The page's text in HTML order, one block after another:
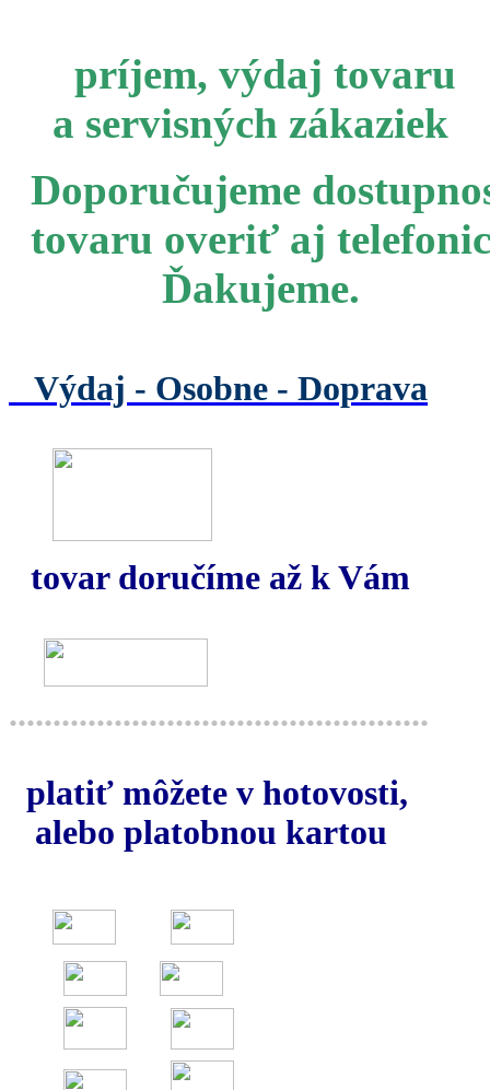
príjem, výdaj tovaru
a servisných zákaziek
Doporučujeme
tovaru overiť aj
Ďakujeme.
Výdaj - Osobne - Doprava
tovar doručíme až k Vám
................................................
platiť môžete v hotovosti,
alebo platobnou kartou